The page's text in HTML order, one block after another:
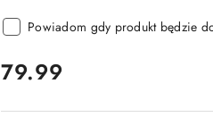
Powiadom gdy produkt będzie
cena:
79.99